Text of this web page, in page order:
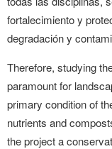
fortalecimiento y
degradación y
Therefore, studying
paramount for
primary condition of
nutrients and
the project a